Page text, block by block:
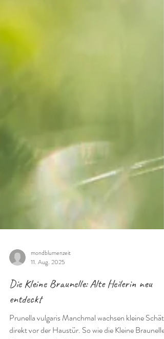
mondblumenzeit
11. Aug. 2025
Die Kleine Braunelle: Alte Heilerin neu
entdeckt